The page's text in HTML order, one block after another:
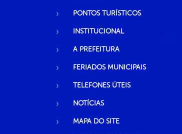
PONTOS TURÍSTICOS
INSTITUCIONAL
A PREFEITURA
FERIADOS MUNICIPAIS
TELEFONES ÚTEIS
NOTÍCIAS
MAPA DO SITE